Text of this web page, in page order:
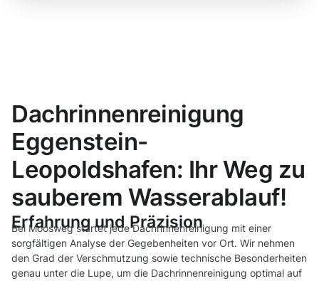
Dachrinnenreinigung
Eggenstein-
Leopoldshafen: Ihr Weg zu
sauberem Wasserablauf!
Erfahrung und Präzision
Bei Moosweg startet jede Dachrinnenreinigung mit einer
sorgfältigen Analyse der Gegebenheiten vor Ort. Wir nehmen
den Grad der Verschmutzung sowie technische Besonderheiten
genau unter die Lupe, um die Dachrinnenreinigung optimal auf